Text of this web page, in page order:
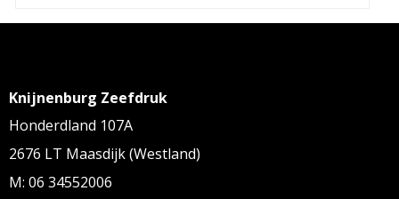
Knijnenburg Zeefdruk
Honderdland 107A
2676 LT Maasdijk (Westland)
M: 06 34552006